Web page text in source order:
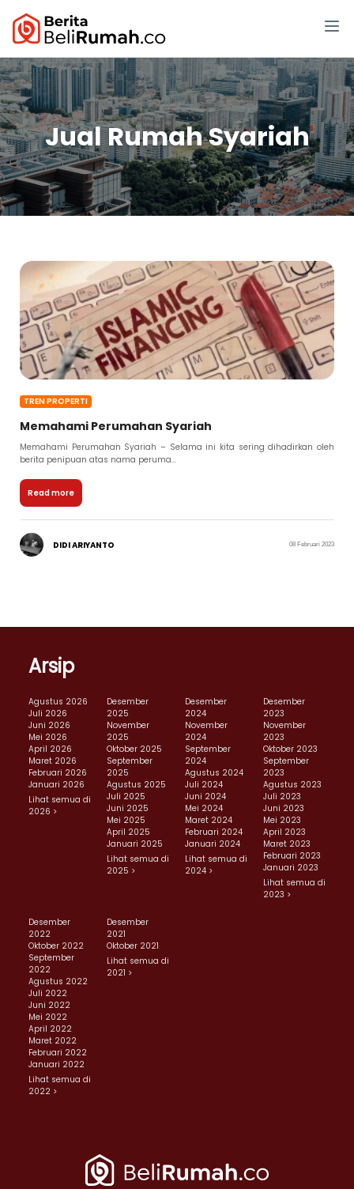
Jual Rumah Syariah
TREN PROPERTI
Memahami Perumahan Syariah
Memahami Perumahan Syariah – Selama ini kita sering dihadirkan oleh
berita penipuan atas nama peruma...
Read more
DIDI ARIYANTO 08 Februari 2023
Arsip
Agustus 2026
Juli 2026
Juni 2026
Mei 2026
April 2026
Maret 2026
Februari 2026
Januari 2026
Lihat semua di
2026 >
Desember
2025
November
2025
Oktober 2025
September
2025
Agustus 2025
Juli 2025
Juni 2025
Mei 2025
April 2025
Januari 2025
Lihat semua di
2025 >
Desember
2024
November
2024
September
2024
Agustus 2024
Juli 2024
Juni 2024
Mei 2024
Maret 2024
Februari 2024
Januari 2024
Lihat semua di
2024 >
Desember
2023
November
2023
Oktober 2023
September
2023
Agustus 2023
Juli 2023
Juni 2023
Mei 2023
April 2023
Maret 2023
Februari 2023
Januari 2023
Lihat semua di
2023 >
Desember
2022
Oktober 2022
September
2022
Agustus 2022
Juli 2022
Juni 2022
Mei 2022
April 2022
Maret 2022
Februari 2022
Januari 2022
Lihat semua di
2022 >
Desember
2021
Oktober 2021
Lihat semua di
2021 >